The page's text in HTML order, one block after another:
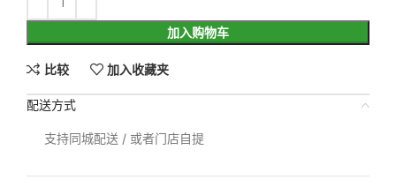
加入购物车
比较 加入收藏夹
配送方式
支持同城配送 / 或者门店自提